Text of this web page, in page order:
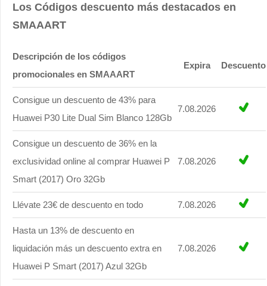
Los Códigos descuento más destacados en
SMAAART
Descripción de los códigos
promocionales en SMAAART
Expira Descuento
Consigue un descuento de 43% para
Huawei P30 Lite Dual Sim Blanco 128Gb
7.08.2026
Consigue un descuento de 36% en la
exclusividad online al comprar Huawei P
Smart (2017) Oro 32Gb
7.08.2026
Llévate 23€ de descuento en todo 7.08.2026
Hasta un 13% de descuento en
liquidación más un descuento extra en
Huawei P Smart (2017) Azul 32Gb
7.08.2026